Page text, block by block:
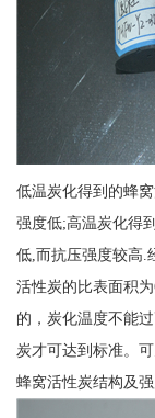
低温炭化得到的蜂
强度低;高温炭化得
低,而抗压强度较高.
活性炭的比表面积
的，炭化温度不能
炭才可达到标准。
蜂窝活性炭结构及